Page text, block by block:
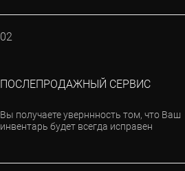
02
ПОСЛЕПРОДАЖНЫЙ СЕРВИС
Вы получаете уверннность том, что Ваш
инвентарь будет всегда исправен